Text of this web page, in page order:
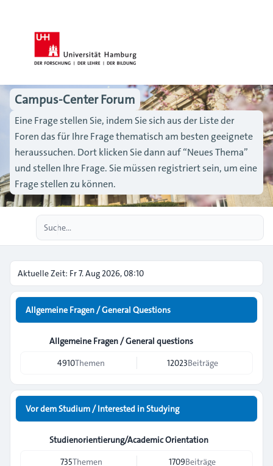
Campus-Center Forum
Eine Frage stellen Sie, indem Sie sich aus der Liste der
Foren das für Ihre Frage thematisch am besten geeignete
heraussuchen. Dort klicken Sie dann auf “Neues Thema”
und stellen Ihre Frage. Sie müssen registriert sein, um eine
Frage stellen zu können.
Aktuelle Zeit: Fr 7. Aug 2026, 08:10
Allgemeine Fragen / General Questions
Allgemeine Fragen / General questions
4910Themen 12023Beiträge
Vor dem Studium / Interested in Studying
Studienorientierung/Academic Orientation
735Themen 1709Beiträge